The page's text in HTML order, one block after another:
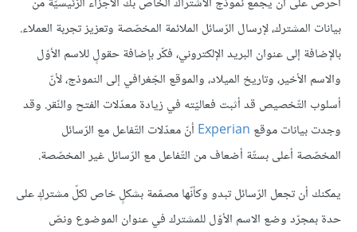
بيانات المشترك، لإرسال الرّسائل الملائمة المخصّصة وتعزيز تجربة العملاء.
بالإضافة إلى عنوان البريد الإلكتروني، فكّر بإضافة حقولٍ للاسم الأوّل
والاسم الأخير، وتاريخ الميلاد، والموقع الجّغرافي إلى النموذج، لأنّ
أسلوب التّخصيص قد أثبت فعاليّته في زيادة معدّلات الفتح والنّقر. وقد
وجدت بيانات موقع Experian أنّ معدّلات التّفاعل مع الرّسائل
المخصّصة أعلى بستّة أضعاف من التّفاعل مع الرّسائل غير المخصّصة.
يمكنك أن تجعل الرّسائل تبدو وكأنّها مصمّمة بشكلٍ خاص لكلّ مشتركٍ على
حدة بمجرّد وضع الاسم الأوّل للمشترك في عنوان الموضوع ونصّ